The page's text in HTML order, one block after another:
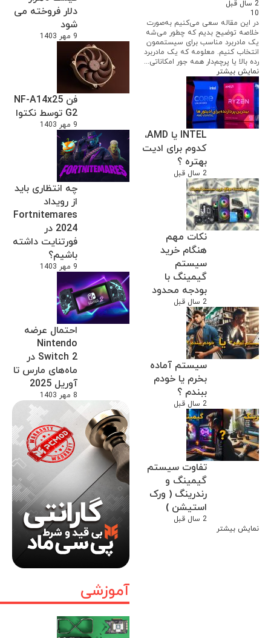
دلار فروخته می
شود
9 مهر 1403
فن NF-A14x25
G2 توسط نکتوا
9 مهر 1403
چه انتظاری باید
از رویداد
Fortnitemares
2024 در
فورتنایت داشته
باشیم؟
9 مهر 1403
احتمال عرضه
Nintendo
Switch 2 در
ماه‌های مارس تا
آوریل 2025
8 مهر 1403
آموزشی
2 سال قبل
10
در این مقاله سعی می‌کنیم به‌صورت
خلاصه توضیح بدیم که چطور می‌شه
یک مادربرد مناسب برای سیستممون
انتخاب کنیم. معلومه که یک مادربرد
رده بالا یا پرچم‌دار همه جور امکاناتی...
نمایش بیشتر
INTEL یا AMD،
کدوم برای ادیت
بهتره ؟
2 سال قبل
نکات مهم
هنگام خرید
سیستم
گیمینگ با
بودجه محدود
2 سال قبل
سیستم آماده
بخرم یا خودم
ببندم ؟
2 سال قبل
تفاوت سیستم
گیمینگ و
رندرینگ ( ورک
استیشن )
2 سال قبل
نمایش بیشتر